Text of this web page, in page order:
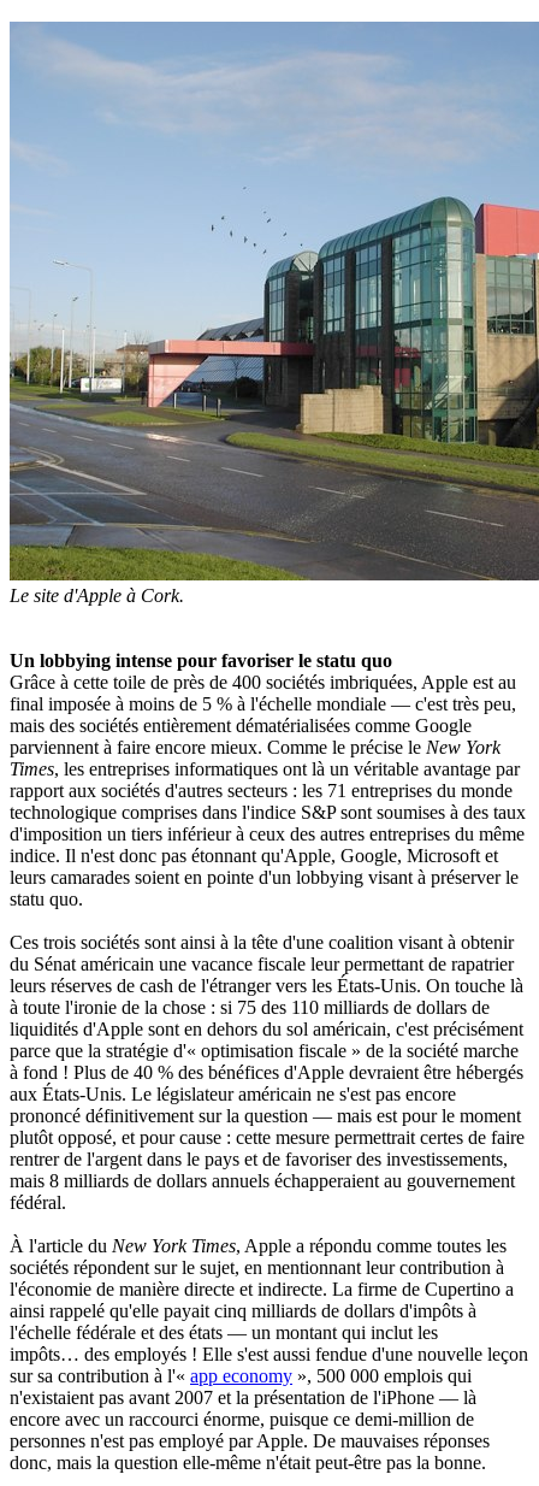
Le site d'Apple à Cork.
Un lobbying intense pour favoriser le statu quo
Grâce à cette toile de près de 400 sociétés imbriquées, Apple est au
final imposée à moins de 5 % à l'échelle mondiale — c'est très peu,
mais des sociétés entièrement dématérialisées comme Google
parviennent à faire encore mieux. Comme le précise le New York
Times, les entreprises informatiques ont là un véritable avantage par
rapport aux sociétés d'autres secteurs : les 71 entreprises du monde
technologique comprises dans l'indice S&P sont soumises à des taux
d'imposition un tiers inférieur à ceux des autres entreprises du même
indice. Il n'est donc pas étonnant qu'Apple, Google, Microsoft et
leurs camarades soient en pointe d'un lobbying visant à préserver le
statu quo.
Ces trois sociétés sont ainsi à la tête d'une coalition visant à obtenir
du Sénat américain une vacance fiscale leur permettant de rapatrier
leurs réserves de cash de l'étranger vers les États-Unis. On touche là
à toute l'ironie de la chose : si 75 des 110 milliards de dollars de
liquidités d'Apple sont en dehors du sol américain, c'est précisément
parce que la stratégie d'« optimisation fiscale » de la société marche
à fond ! Plus de 40 % des bénéfices d'Apple devraient être hébergés
aux États-Unis. Le législateur américain ne s'est pas encore
prononcé définitivement sur la question — mais est pour le moment
plutôt opposé, et pour cause : cette mesure permettrait certes de faire
rentrer de l'argent dans le pays et de favoriser des investissements,
mais 8 milliards de dollars annuels échapperaient au gouvernement
fédéral.
À l'article du New York Times, Apple a répondu comme toutes les
sociétés répondent sur le sujet, en mentionnant leur contribution à
l'économie de manière directe et indirecte. La firme de Cupertino a
ainsi rappelé qu'elle payait cinq milliards de dollars d'impôts à
l'échelle fédérale et des états — un montant qui inclut les
impôts… des employés ! Elle s'est aussi fendue d'une nouvelle leçon
sur sa contribution à l'« app economy », 500 000 emplois qui
n'existaient pas avant 2007 et la présentation de l'iPhone — là
encore avec un raccourci énorme, puisque ce demi-million de
personnes n'est pas employé par Apple. De mauvaises réponses
donc, mais la question elle-même n'était peut-être pas la bonne.